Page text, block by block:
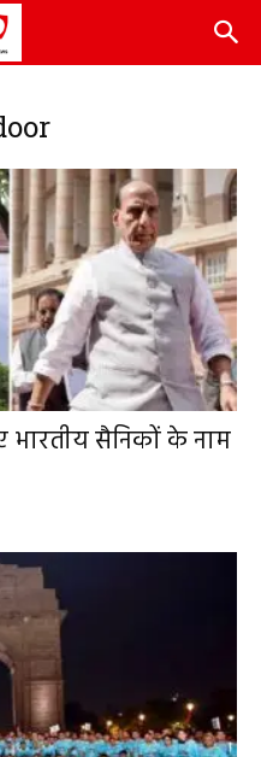
सैनिकों के नाम